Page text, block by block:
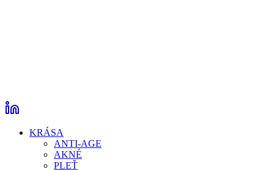
KRÁSA
ANTI-AGE
AKNÉ
PLEŤ